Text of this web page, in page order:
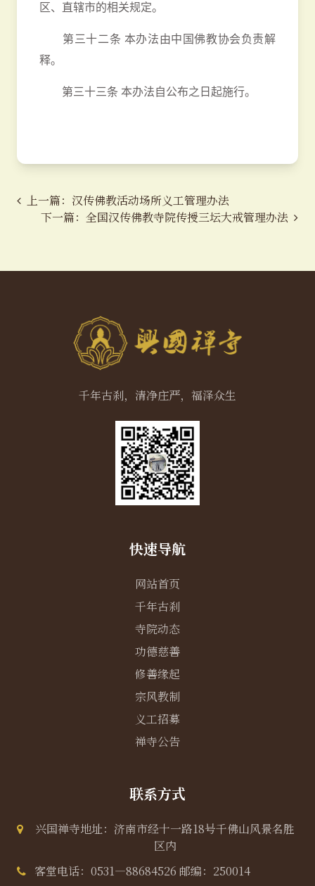
区、直辖市的相关规定。
第三十二条 本办法由中国佛教协会负责解
释。
第三十三条 本办法自公布之日起施行。
上一篇：汉传佛教活动场所义工管理办法
下一篇：全国汉传佛教寺院传授三坛大戒管理办法
千年古刹，清净庄严，福泽众生
快速导航
网站首页
千年古刹
寺院动态
功德慈善
修善缘起
宗风教制
义工招募
禅寺公告
联系方式
兴国禅寺地址：济南市经十一路18号千佛山风景名胜
区内
客堂电话：0531—88684526 邮编：250014